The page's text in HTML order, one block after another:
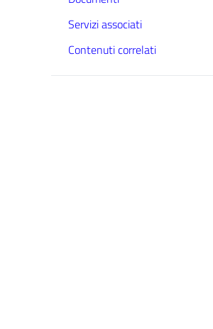
Servizi associati
Contenuti correlati